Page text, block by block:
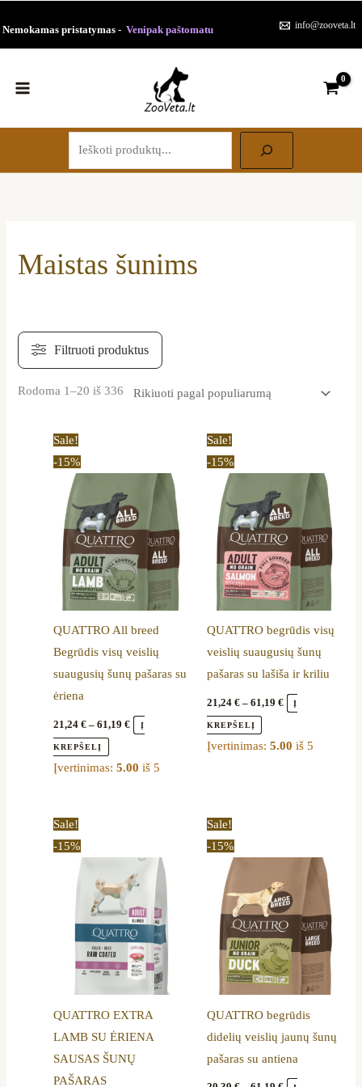
prie
Nemokamas pristatymas - Venipak paštomatu info@zooveta.lt
Maistas šunims
Rodoma 1–20 iš 336
pagal
Sale!
-15%
QUATTRO All breed
Begrūdis visų veislių
suaugusių šunų pašaras su
ėriena
21,24€ – 61,19€
through
61,19 €
Į
KREPŠELĮ
multiple
variants.
The
options
may
be
chosen
on
the
page
Įvertinimas:5.00 iš 5
Sale!
-15%
QUATTRO begrūdis visų
veislių suaugusių šunų
pašaras su lašiša ir kriliu
21,24 € – 61,19 €
through
61,19 €
Į
KREPŠELĮ
multiple
variants.
The
options
may
be
chosen
on
the
product
Įvertinimas: 5.00 iš 5
Sale!
-15%
QUATTRO EXTRA
LAMB SU ĖRIENA
SAUSAS ŠUNŲ
PAŠARAS
through
44,19 €
multiple
variants.
The
options
may
be
chosen
on
the
Sale!
-15%
QUATTRO begrūdis
didelių veislių jaunų šunų
pašaras su antiena
through
61,19 €
multiple
variants.
The
options
may
be
chosen
on
the